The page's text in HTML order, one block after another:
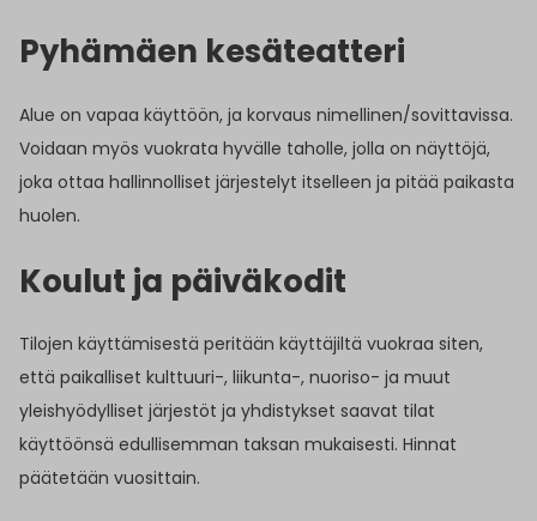
Pyhämäen kesäteatteri
Alue on vapaa käyttöön, ja korvaus nimellinen/sovittavissa.
Voidaan myös vuokrata hyvälle taholle, jolla on näyttöjä,
joka ottaa hallinnolliset järjestelyt itselleen ja pitää paikasta
huolen.
Koulut ja päiväkodit
Tilojen käyttämisestä peritään käyttäjiltä vuokraa siten,
että paikalliset kulttuuri-, liikunta-, nuoriso- ja muut
yleishyödylliset järjestöt ja yhdistykset saavat tilat
käyttöönsä edullisemman taksan mukaisesti. Hinnat
päätetään vuosittain.